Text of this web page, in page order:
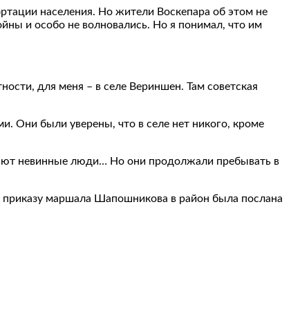
населения. Но жители Воскепара об этом не
и особо не волновались. Но я понимал, что им
для меня – в селе Вериншен. Там советская
Они были уверены, что в селе нет никого, кроме
невинные люди… Но они продолжали пребывать в
приказу маршала Шапошникова в район была послана